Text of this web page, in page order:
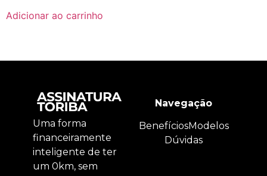
Adicionar ao carrinho
Uma forma
financeiramente
inteligente de ter
um 0km, sem
Navegação
BenefíciosModelos
Dúvidas